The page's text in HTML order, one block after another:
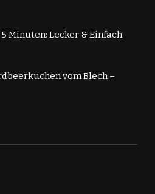
Minuten: Lecker & Einfach
vom Blech –